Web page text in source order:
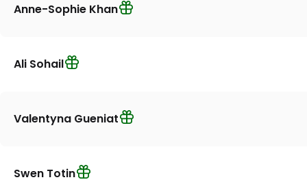
Anne-Sophie Khan
Ali Sohail
Valentyna Gueniat
Swen Totin